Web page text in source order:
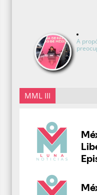
A
MML III